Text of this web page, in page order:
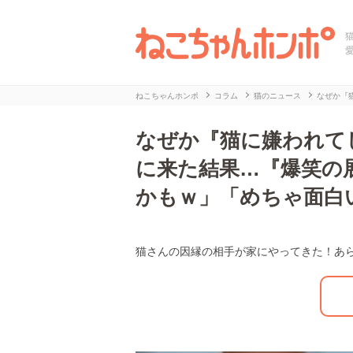
ねこちゃんホンポ コラム 猫のニュース なぜか『
なぜか『猫に嫌われ
に来た結果…『爆笑の
かもｗ」「めちゃ面白
/
L
猫さんの因縁の相手が家にやってきた！